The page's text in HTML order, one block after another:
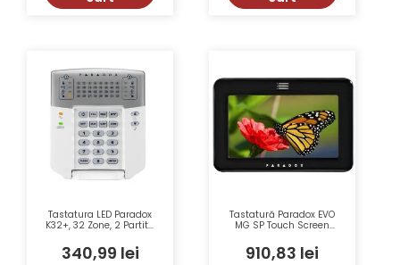
Tastatura LED Paradox
K32+, 32 Zone, 2 Partitii,
Alarme Panica,
Certificare EN 50131
340,99 lei
Tastatură Paradox EVO
MG SP Touch Screen
Ieșiri PGM
910,83 lei